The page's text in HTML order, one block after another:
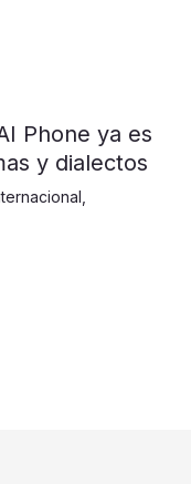
Phone ya es
y dialectos